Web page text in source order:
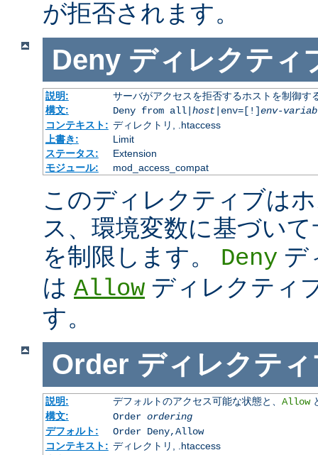
が拒否されます。
Deny ディレクティ
説明:
サーバがアクセスを拒否するホストを制御す
構文:
Deny from all| host|env=[!]env-
コンテキスト: ディレクトリ, .htaccess
上書き:
Limit
ステータス:
Extension
モジュール:
mod_access_compat
このディレクティブは
ス、環境変数に基づい
を制限します。 Deny デ
は Allow ディレクティ
す。
Order ディレクティ
説明: デフォルトのアクセス可能な状態と、 Allow
構文:
Order ordering
デフォルト:
Order Deny,Allow
コンテキスト: ディレクトリ, .htaccess